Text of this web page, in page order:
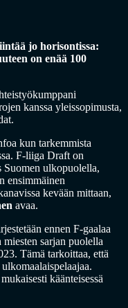
jo horisontissa:
on enää 100
kanssa yleissopimusta,
kun tarkemmista
F-liiga Draft on
Suomen ulkopuolella,
ensimmäinen
kevään mittaan,
avaa.
ennen F-gaalaa
sarjan puolella
Tämä tarkoittaa, että
käänteisessä